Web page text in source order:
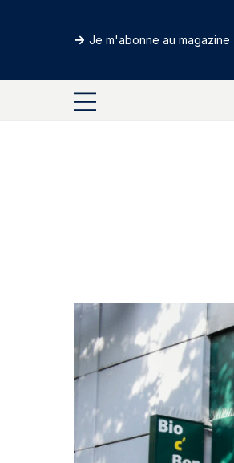
Je m'abonne au magazine